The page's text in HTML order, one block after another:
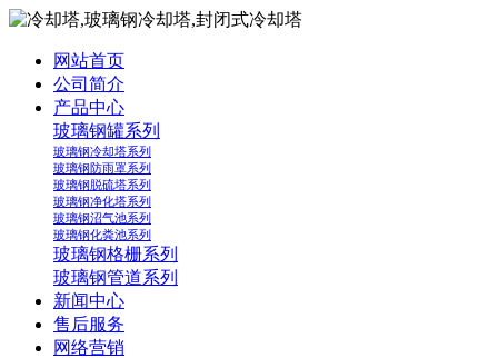
网站首页
公司简介
产品中心
玻璃钢罐系列
玻璃钢冷却塔系列
玻璃钢防雨罩系列
玻璃钢脱硫塔系列
玻璃钢净化塔系列
玻璃钢沼气池系列
玻璃钢化粪池系列
玻璃钢格栅系列
玻璃钢管道系列
新闻中心
售后服务
网络营销